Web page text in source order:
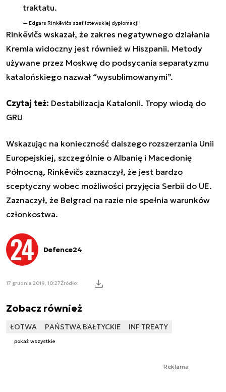
traktatu.
Edgars Rinkēvičs szef łotewskiej dyplomacji
Rinkēvičs wskazał, że zakres negatywnego działania
Kremla widoczny jest również w Hiszpanii. Metody
używane przez Moskwę do podsycania separatyzmu
katalońskiego nazwał “wysublimowanymi”.
Czytaj też: Destabilizacja Katalonii. Tropy wiodą do
GRU
Wskazując na konieczność dalszego rozszerzania Unii
Europejskiej, szczególnie o Albanię i Macedonię
Północną, Rinkēvičs zaznaczył, że jest bardzo
sceptyczny wobec możliwości przyjęcia Serbii do UE.
Zaznaczył, że Belgrad na razie nie spełnia warunków
członkostwa.
Defence24
17 grudnia 2019, 10:27Źródło:
Zobacz również
ŁOTWA PAŃSTWA BAŁTYCKIE INF TREATY
pokaż wszystkie
Reklama